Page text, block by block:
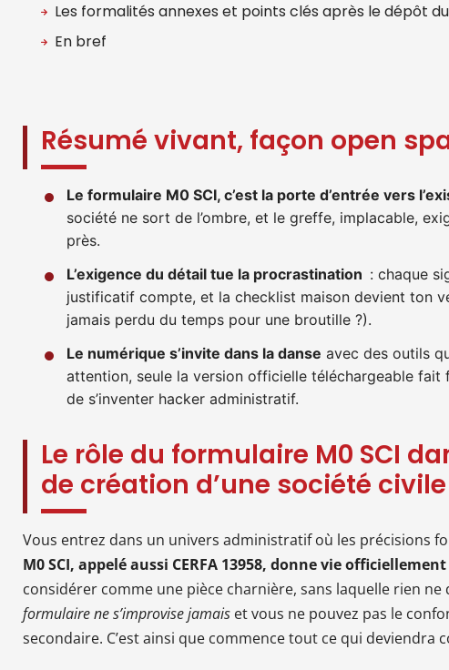
Les formalités annexes et points clés après le dépôt
En bref
Résumé vivant, façon open
Le formulaire M0 SCI, c’est la porte d’entrée vers
société ne sort de l’ombre, et le greffe, implacable,
près.
L’exigence du détail tue la procrastination : chaque
justificatif compte, et la checklist maison devient ton
jamais perdu du temps pour une broutille ?).
Le numérique s’invite dans la danse avec des outils
attention, seule la version officielle téléchargeable
de s’inventer hacker administratif.
Le rôle du formulaire M0 SCI
de création d’une société
Vous entrez dans un univers administratif où les précisions
M0 SCI, appelé aussi CERFA 13958, donne vie
considérer comme une pièce charnière, sans laquelle rien
formulaire ne s’improvise jamais et vous ne pouvez pas le
secondaire. C’est ainsi que commence tout ce qui deviendra